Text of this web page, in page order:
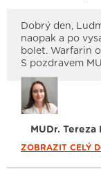
Dobrý den,
naopak a po
bolet. Warfarin
S pozdravem
MUDr. Tereza
ZOBRAZIT CELÝ